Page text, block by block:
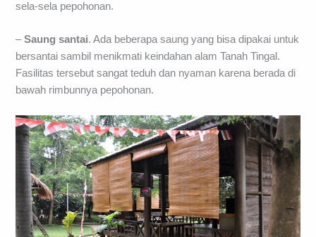
sela-sela pepohonan.
–Saung santai. Ada beberapa saung yang bisa dipakai untuk
bersantai sambil menikmati keindahan alam Tanah Tingal.
Fasilitas tersebut sangat teduh dan nyaman karena berada di
bawah rimbunnya pepohonan.